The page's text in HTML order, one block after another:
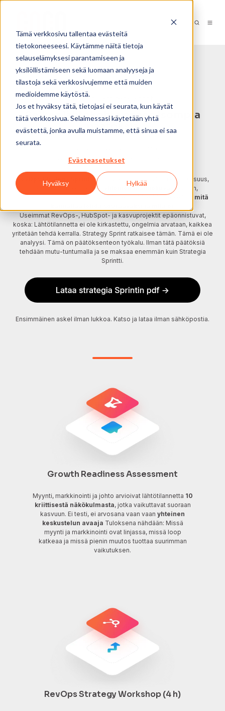
Tämä verkkosivu tallentaa evästeitä
tietokoneeseesi. Käytämme näitä tietoja
selauselämyksesi parantamiseen ja
yksilöllistämiseen sekä luomaan analyyseja ja
tilastoja sekä verkkosivujemme että muiden
medioidemme käytöstä.
Jos et hyväksy tätä, tietojasi ei seurata, kun käytät
tätä verkkosivua. Selaimessasi käytetään yhtä
evästettä, jonka avulla muistamme, että sinua ei saa
seurata.
Evästeasetukset
Hyväksy Hylkää
RevOps Strategy Sprint
Selkeä lähtökohta ennen isompia
päätöksiä
varmistetaan että rakennetaan oikein.
RevOps Strategy Sprint
on 2–3 viikon intensiivinen kokonaisuus,
jonka aikana rakennetaan
yhteinen tilannekuva
myynnin,
markkinoinnin ja HubSpotin ympärille ja päätetään selkeästi, mitä
Useimmat RevOps-, HubSpot- ja kasvuprojektit epäonnistuvat,
koska: Lähtötilannetta ei ole kirkastettu, ongelmia arvataan, kaikkea
yritetään tehdä kerralla. Strategy Sprint ratkaisee tämän. Tämä ei ole
analyysi. Tämä on päätöksenteon työkalu. Ilman tätä päätöksiä
tehdään mutu-tuntumalla ja se maksaa enemmän kuin Strategia
Sprintti.
Ensimmäinen askel ilman lukkoa. Katso ja lataa ilman sähköpostia.
Growth Readiness Assessment
Myynti, markkinointi ja johto arvioivat lähtötilannetta 10
kriittisestä näkökulmasta, jotka vaikuttavat suoraan
kasvuun. Ei testi, ei arvosana vaan vaan yhteinen
keskustelun avaaja Tuloksena nähdään: Missä
myynti ja markkinointi ovat linjassa, missä loop
katkeaa ja missä pienin muutos tuottaa suurimman
vaikutuksen.
RevOps Strategy Workshop (4 h)